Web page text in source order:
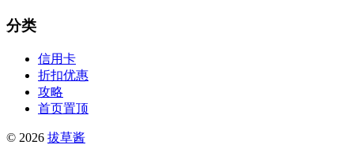
分类
信用卡
折扣优惠
攻略
首页置顶
© 2026 拔草酱